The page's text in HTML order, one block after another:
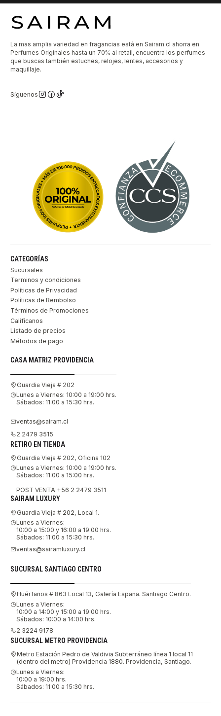
La mas amplia variedad en fragancias está en Sairam.cl ahorra en
Perfumes Originales hasta un 70% al retail, encuentra los perfumes
que buscas también estuches, relojes, lentes, accesorios y
maquillaje.
Síguenos
CATEGORÍAS
Sucursales
Terminos y condiciones
Políticas de Privacidad
Políticas de Rembolso
Términos de Promociones
Califícanos
Listado de precios
Métodos de pago
CASA MATRIZ PROVIDENCIA
Guardia Vieja # 202
Lunes a Viernes: 10:00 a 19:00 hrs.
Sábados: 11:00 a 15:30 hrs.
ventas@sairam.cl
2 2479 3515
RETIRO EN TIENDA
Guardia Vieja # 202, Oficina 102
Lunes a Viernes: 10:00 a 19:00 hrs.
Sábados: 11:00 a 15:00 hrs.
POST VENTA +56 2 2479 3511
SAIRAM LUXURY
Guardia Vieja # 202, Local 1.
Lunes a Viernes:
10:00 a 15:00 y 16:00 a 19:00 hrs.
Sábados: 11:00 a 15:30 hrs.
ventas@sairamluxury.cl
SUCURSAL SANTIAGO CENTRO
Huérfanos # 863 Local 13, Galería España. Santiago Centro.
Lunes a Viernes:
10:00 a 14:00 y 15:00 a 19:00 hrs.
Sábados: 10:00 a 14:00 hrs.
2 3224 9178
SUCURSAL METRO PROVIDENCIA
Metro Estación Pedro de Valdivia Subterráneo línea 1 local 11
(dentro del metro) Providencia 1880. Providencia, Santiago.
Lunes a Viernes:
10:00 a 19:00 hrs.
Sábados: 11:00 a 15:30 hrs.